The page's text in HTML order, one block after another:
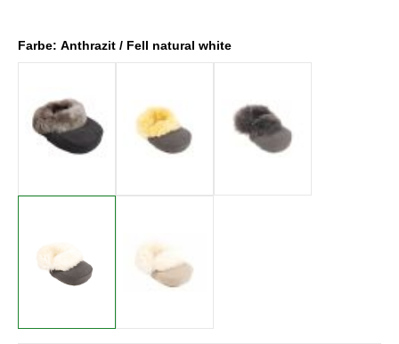
Farbe: Anthrazit / Fell natural white
Anthrazit / Fell cappuccinoAnthrazit / Fell champagner
Anthrazit / Fell early
Anthrazit / Fell natural whiteBeige / Fell natural white